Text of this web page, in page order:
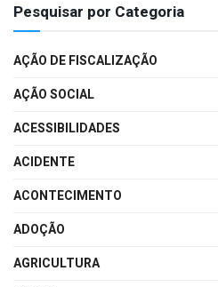
Pesquisar por Categoria
AÇÃO DE FISCALIZAÇÃO
AÇÃO SOCIAL
ACESSIBILIDADES
ACIDENTE
ACONTECIMENTO
ADOÇÃO
AGRICULTURA